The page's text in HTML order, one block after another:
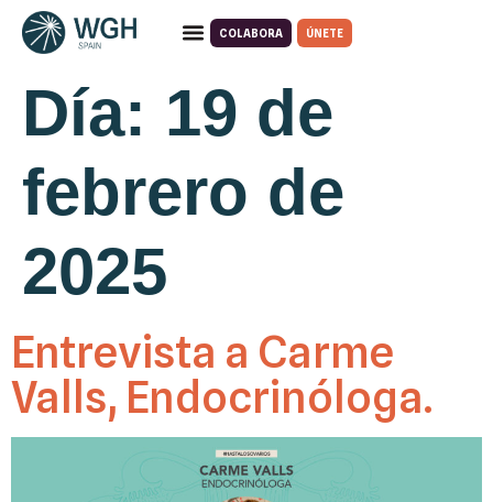
COLABORA ÚNETE
Día: 19 de
febrero de
2025
Entrevista a Carme
Valls, Endocrinóloga.